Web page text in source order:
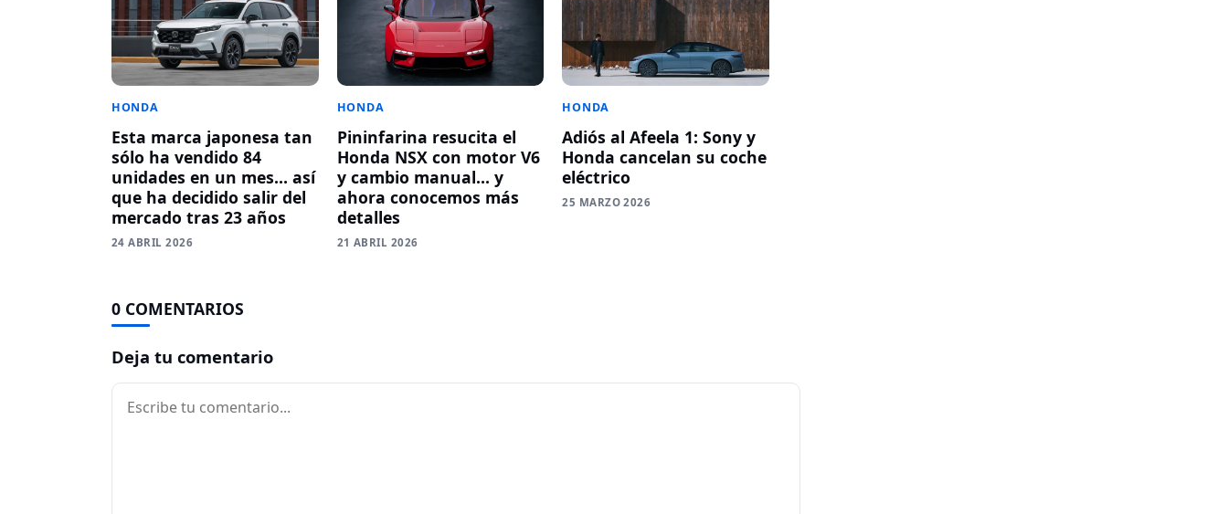
HONDA
Esta marca japonesa tan
sólo ha vendido 84
unidades en un mes… así
que ha decidido salir del
mercado tras 23 años
24 ABRIL 2026
HONDA
Pininfarina resucita el
Honda NSX con motor V6
y cambio manual… y
ahora conocemos más
detalles
21 ABRIL 2026
HONDA
Adiós al Afeela 1: Sony y
Honda cancelan su coche
eléctrico
25 MARZO 2026
0 COMENTARIOS
Deja tu comentario
Comentario